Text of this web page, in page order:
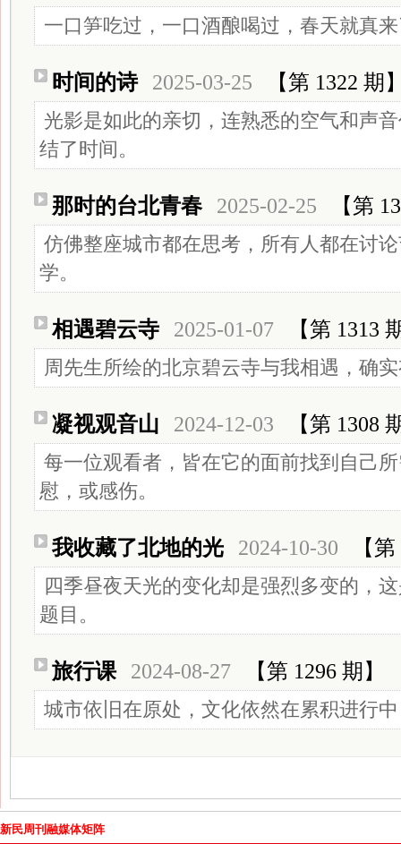
一口笋吃过，一口酒酿喝过，春天就真
时间的诗 2025-03-25 【第 1322 期
光影是如此的亲切，连熟悉的空气和声
结了时间。
那时的台北青春 2025-02-25 【第
仿佛整座城市都在思考，所有人都在讨
学。
相遇碧云寺 2025-01-07 【第 1313
周先生所绘的北京碧云寺与我相遇，确
凝视观音山 2024-12-03 【第 1308
每一位观看者，皆在它的面前找到自己
慰，或感伤。
我收藏了北地的光 2024-10-30 【
四季昼夜天光的变化却是强烈多变的，
题目。
旅行课 2024-08-27 【第 1296 期】
城市依旧在原处，文化依然在累积进行
新民周刊融媒体矩阵